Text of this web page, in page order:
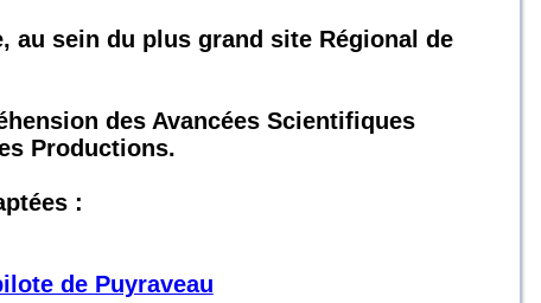
au sein du plus grand site Régional de
des Avancées Scientifiques
Productions.
:
de Puyraveau